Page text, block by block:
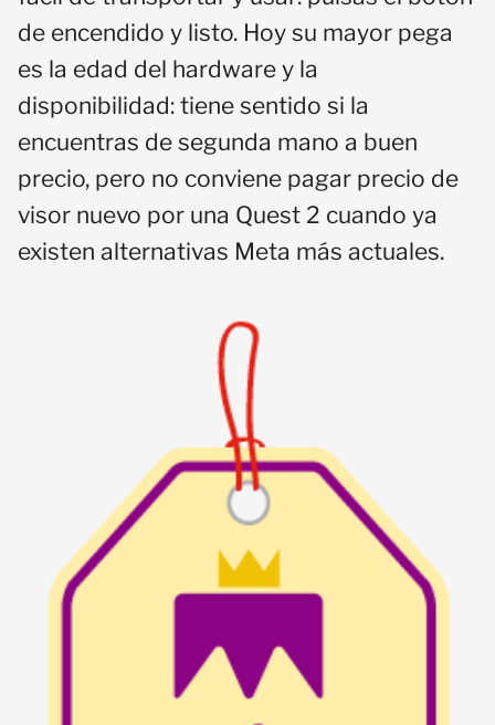
de encendido y listo. Hoy su mayor pega
es la edad del hardware y la
disponibilidad: tiene sentido si la
encuentras de segunda mano a buen
precio, pero no conviene pagar precio de
visor nuevo por una Quest 2 cuando ya
existen alternativas Meta más actuales.